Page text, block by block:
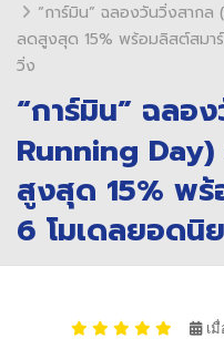
“การ์มิน” ฉลองวันวิ่งสากล
ลดสูงสุด 15% พร้อมลิสต์สมา
วิ่ง
“การ์มิน” ฉลอ
Running
สูงสุด 15% พ
6 โมเดลยอดนิ
เมื่